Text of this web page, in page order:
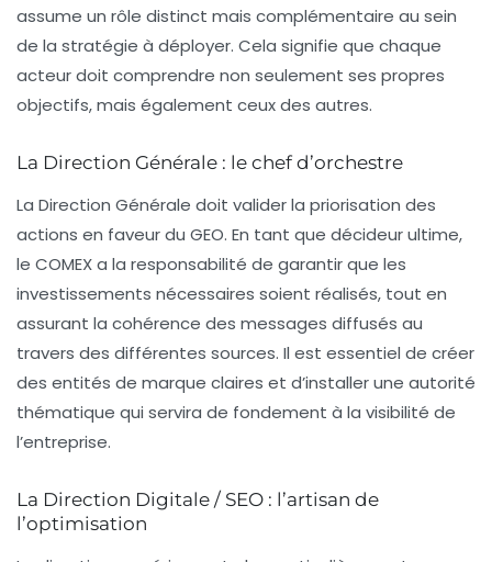
assume un rôle distinct mais complémentaire au sein
de la stratégie à déployer. Cela signifie que chaque
acteur doit comprendre non seulement ses propres
objectifs, mais également ceux des autres.
La Direction Générale : le chef d’orchestre
La Direction Générale doit valider la priorisation des
actions en faveur du GEO. En tant que décideur ultime,
le COMEX a la responsabilité de garantir que les
investissements nécessaires soient réalisés, tout en
assurant la cohérence des messages diffusés au
travers des différentes sources. Il est essentiel de créer
des entités de marque claires et d’installer une autorité
thématique qui servira de fondement à la visibilité de
l’entreprise.
La Direction Digitale / SEO : l’artisan de
l’optimisation